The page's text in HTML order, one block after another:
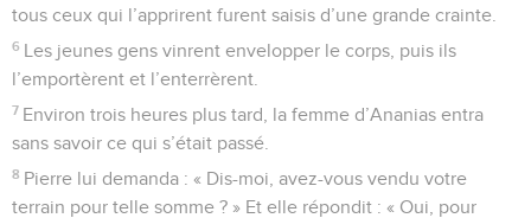
tous ceux qui l’apprirent furent saisis d’une grande crainte.
6 Les jeunes gens vinrent envelopper le corps, puis ils
l’emportèrent et l’enterrèrent.
7 Environ trois heures plus tard, la femme d’Ananias entra
sans savoir ce qui s’était passé.
8 Pierre lui demanda : « Dis-moi, avez-vous vendu votre
terrain pour telle somme ? » Et elle répondit : « Oui, pour